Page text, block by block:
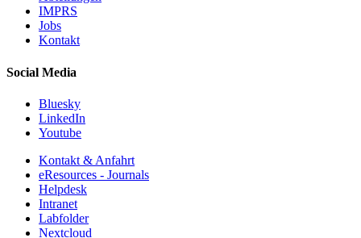
IMPRS
Jobs
Kontakt
Social Media
Bluesky
LinkedIn
Youtube
Kontakt & Anfahrt
eResources - Journals
Helpdesk
Intranet
Labfolder
Nextcloud